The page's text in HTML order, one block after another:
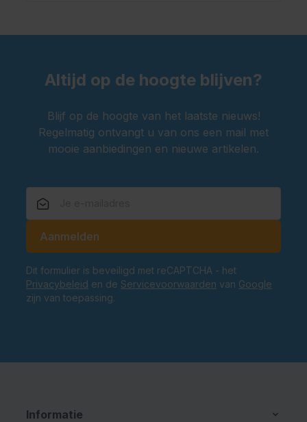
Altijd op de hoogte blijven?
Blijf op de hoogte van het laatste nieuws!
Regelmatig ontvangt u van ons een mail met
mooie aanbiedingen en nieuwe artikelen.
Aanmelden
Dit formulier is beveiligd met reCAPTCHA - het
Privacybeleid en de Servicevoorwaarden van Google
zijn van toepassing.
Informatie